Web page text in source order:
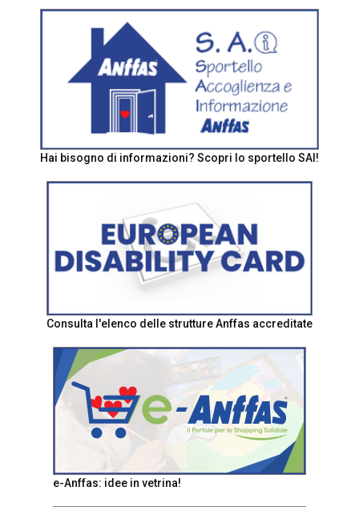
Hai bisogno di informazioni? Scopri lo sportello SAI!
Consulta l'elenco delle strutture Anffas accreditate
e-Anffas: idee in vetrina!